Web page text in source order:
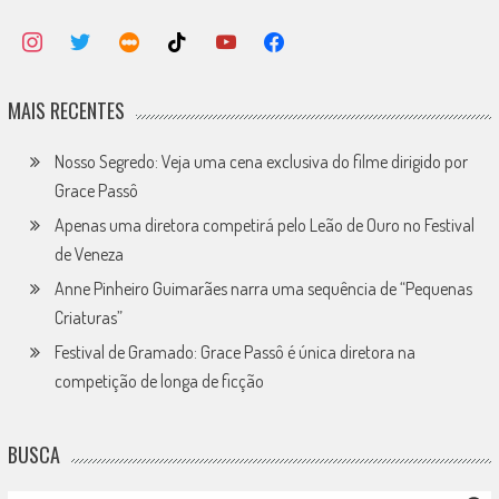
MAIS RECENTES
Nosso Segredo: Veja uma cena exclusiva do filme dirigido por
Grace Passô
Apenas uma diretora competirá pelo Leão de Ouro no Festival
de Veneza
Anne Pinheiro Guimarães narra uma sequência de “Pequenas
Criaturas”
Festival de Gramado: Grace Passô é única diretora na
competição de longa de ficção
BUSCA